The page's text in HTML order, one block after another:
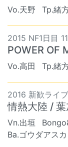
Vo.天野 Tp.緒
2015 NF1日目
POWER OF
Vo.高田 Tp.緒
2016 新歓ライ
情熱大陸 /
Vn.出垣
Ba.ゴウダアスカ